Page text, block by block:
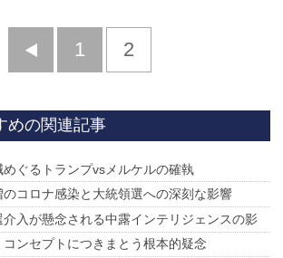
前
1 2
めの関連記事
ぐるトランプvsメルケルの確執
コロナ感染と大統領選への深刻な影響
介入が懸念される中露インテリジェンスの影
コンセプトにつきまとう根本的疑念